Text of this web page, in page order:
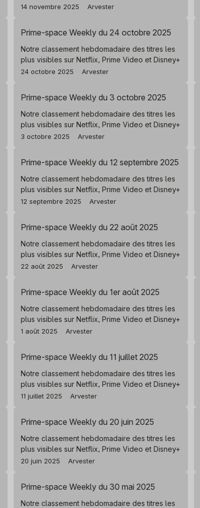
Arvester
14 novembre 2025
Prime-space Weekly du 24 octobre 2025
Notre classement hebdomadaire des titres les
plus visibles sur Netflix, Prime Video et Disney+
Arvester
24 octobre 2025
Prime-space Weekly du 3 octobre 2025
Notre classement hebdomadaire des titres les
plus visibles sur Netflix, Prime Video et Disney+
Arvester
3 octobre 2025
Prime-space Weekly du 12 septembre 2025
Notre classement hebdomadaire des titres les
plus visibles sur Netflix, Prime Video et Disney+
Arvester
12 septembre 2025
Prime-space Weekly du 22 août 2025
Notre classement hebdomadaire des titres les
plus visibles sur Netflix, Prime Video et Disney+
Arvester
22 août 2025
Prime-space Weekly du 1er août 2025
Notre classement hebdomadaire des titres les
plus visibles sur Netflix, Prime Video et Disney+
Arvester
1 août 2025
Prime-space Weekly du 11 juillet 2025
Notre classement hebdomadaire des titres les
plus visibles sur Netflix, Prime Video et Disney+
Arvester
11 juillet 2025
Prime-space Weekly du 20 juin 2025
Notre classement hebdomadaire des titres les
plus visibles sur Netflix, Prime Video et Disney+
Arvester
20 juin 2025
Prime-space Weekly du 30 mai 2025
Notre classement hebdomadaire des titres les